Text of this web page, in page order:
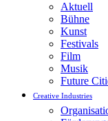
Aktuell
Bühne
Kunst
Festivals
Film
Musik
Future
Creative Industries